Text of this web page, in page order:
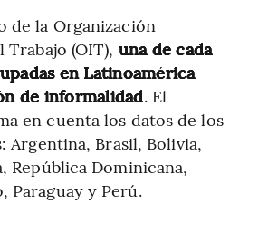
de la Organización
(OIT), una de cada
en Latinoamérica
de informalidad. El
en cuenta los datos de los
Argentina, Brasil, Bolivia,
República Dominicana,
Paraguay y Perú.